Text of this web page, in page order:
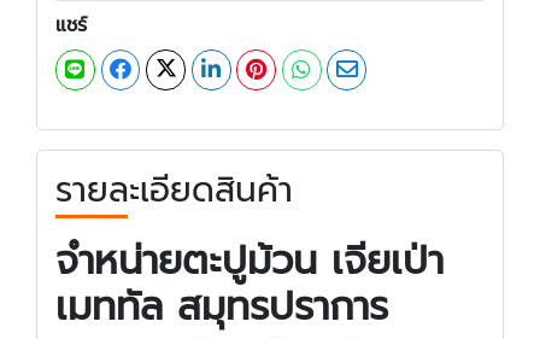
แชร์
รายละเอียดสินค้า
จำหน่ายตะปูม้วน เจียเป่า
เมททัล สมุทรปราการ